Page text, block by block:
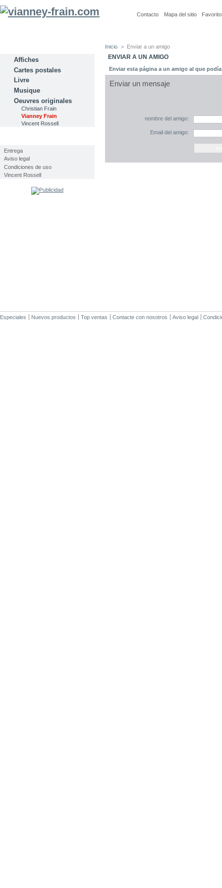
Contacto Mapa del sitio
Affiches
Cartes postales
Livre
Musique
Oeuvres originales
Christian Frain
Vianney Frain
Vincent Rossell
Entrega
Aviso legal
Condiciones de uso
Vincent Rossell
Inicio > Enviar a un amigo
ENVIAR A UN AMIGO
Enviar esta página a un amigo al que
Enviar un mensaje
nombre del amigo:
Email del amigo:
Especiales Nuevos productos Top ventas Contacte con nosotros Aviso legal